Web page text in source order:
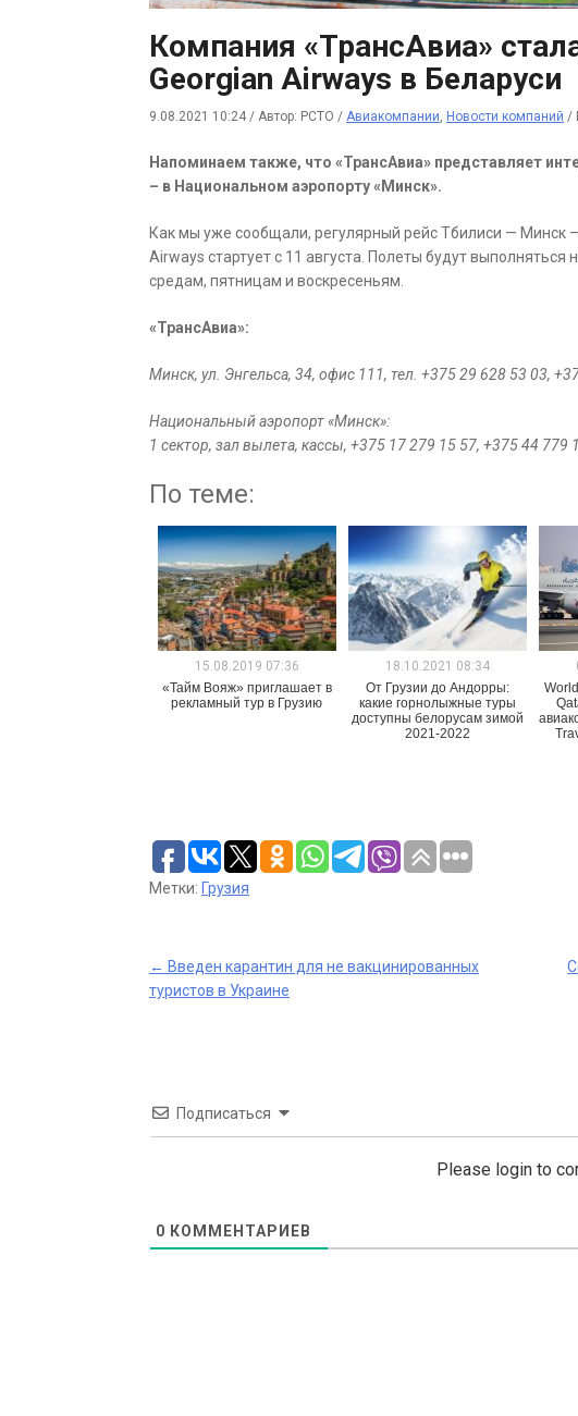
Компания «ТрансАвиа»
Georgian Airways в Беларуси
9.08.2021 10:24 / Автор: РСТО / Авиакомпании, Новости компаний /
Напоминаем также, что «ТрансАвиа» представляет
– в Национальном аэропорту «Минск».
Как мы уже сообщали, регулярный рейс Тбилиси — Минск
Airways стартует с 11 августа. Полеты будут
средам, пятницам и воскресеньям.
«ТрансАвиа»:
Минск, ул. Энгельса, 34, офис 111, тел. +375 29 628 53 03,
Национальный аэропорт «Минск»:
1 сектор, зал вылета, кассы, +375 17 279 15 57, +375 44 779
По теме:
15.08.2019 07:36
«Тайм Вояж» приглашает в
рекламный тур в Грузию
18.10.2021 08:34
От Грузии до Андорры:
какие горнолыжные туры
доступны белорусам зимой
2021-2022
Метки: Грузия
Post
← Введен карантин для не вакцинированных
туристов в Украине
Подписаться
Please login to
0 КОММЕНТАРИЕВ